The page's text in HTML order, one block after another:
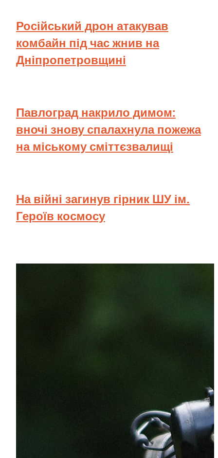
Російський дрон атакував
комбайн під час жнив на
Дніпропетровщині
Павлоград накрило димом:
вночі знову спалахнула пожежа
на міському сміттєзвалищі
На війні загинув гірник ШУ ім.
Героїв космосу